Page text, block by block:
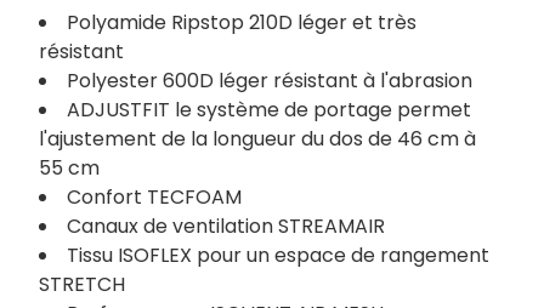
Polyamide Ripstop 210D léger et très
résistant
Polyester 600D léger résistant à l'abrasion
ADJUSTFIT le système de portage permet
l'ajustement de la longueur du dos de 46 cm à
55 cm
Confort TECFOAM
Canaux de ventilation STREAMAIR
Tissu ISOFLEX pour un espace de rangement
STRETCH